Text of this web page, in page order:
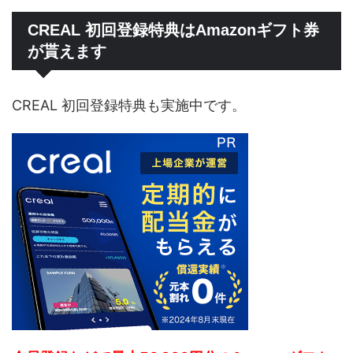
CREAL 初回登録特典はAmazonギフト券
が貰えます
CREAL 初回登録特典も実施中です。